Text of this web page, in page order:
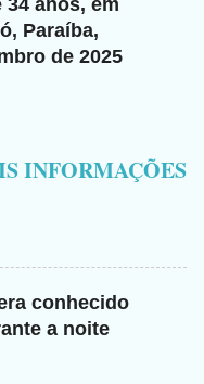
anos, em
Paraíba,
de 2025
INFORMAÇÕES
conhecido
a noite